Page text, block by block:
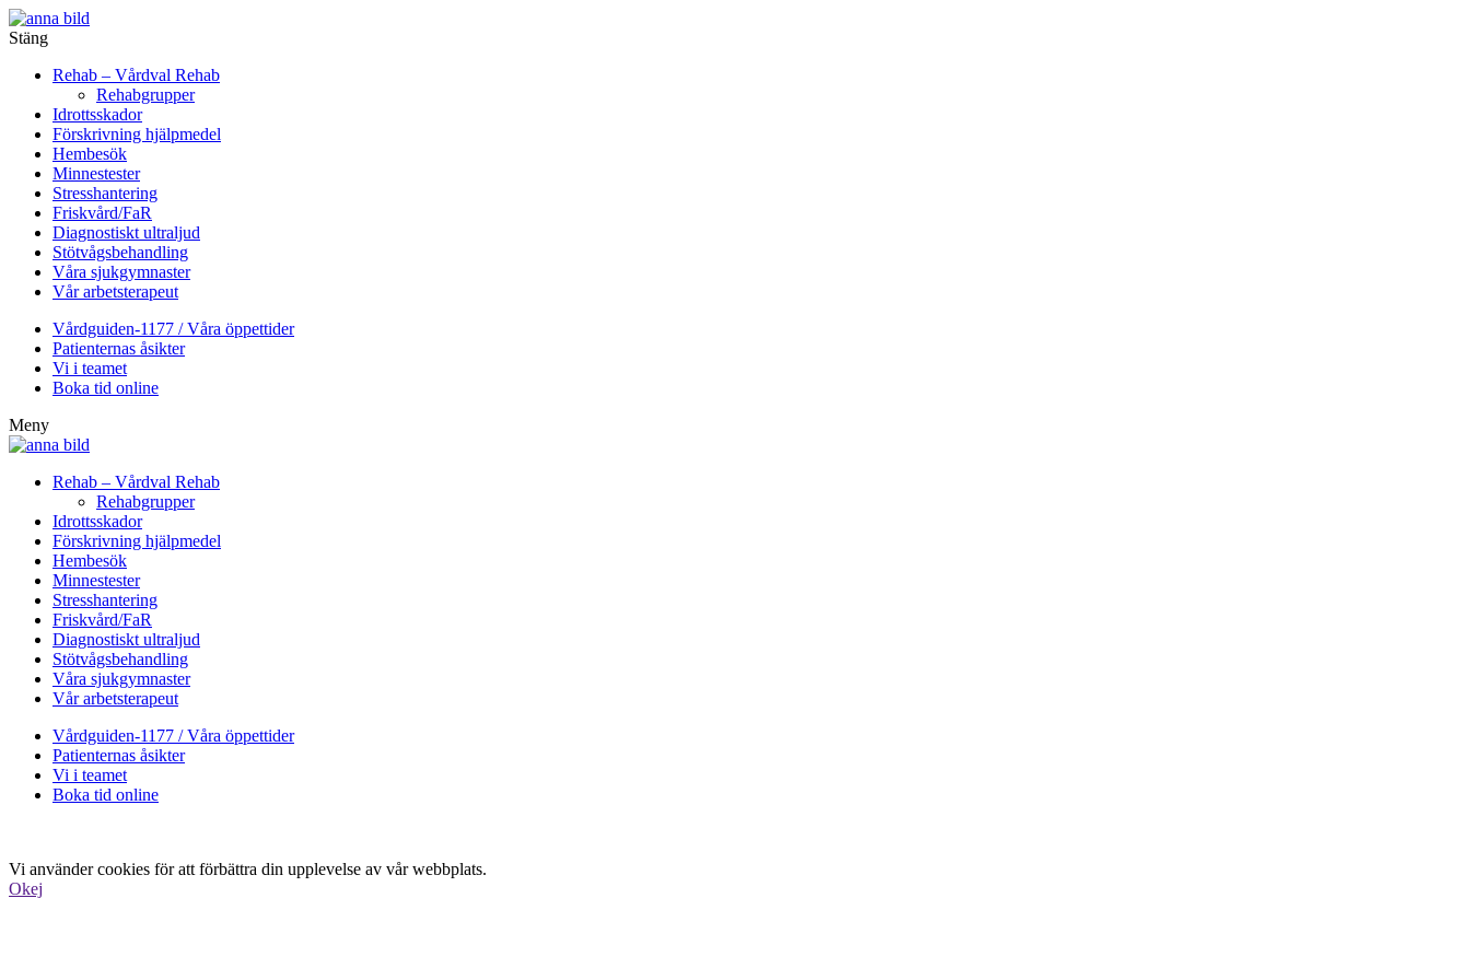
Stäng
Rehab – Vårdval Rehab
Rehabgrupper
Idrottsskador
Förskrivning hjälpmedel
Hembesök
Minnestester
Stresshantering
Friskvård/FaR
Diagnostiskt ultraljud
Stötvågsbehandling
Våra sjukgymnaster
Vår arbetsterapeut
Vårdguiden-1177 / Våra öppettider
Patienternas åsikter
Vi i teamet
Boka tid online
Meny
Rehab – Vårdval Rehab
Rehabgrupper
Idrottsskador
Förskrivning hjälpmedel
Hembesök
Minnestester
Stresshantering
Friskvård/FaR
Diagnostiskt ultraljud
Stötvågsbehandling
Våra sjukgymnaster
Vår arbetsterapeut
Vårdguiden-1177 / Våra öppettider
Patienternas åsikter
Vi i teamet
Boka tid online
Vi använder cookies för att förbättra din upplevelse av vår webbplats.
Okej